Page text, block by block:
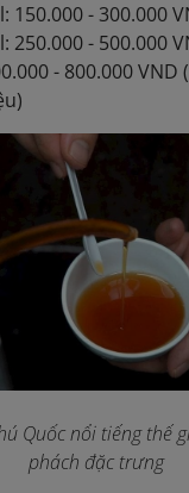
150.000 - 300.000
250.000 - 500.000
- 800.000
Quốc nổi tiếng thế
phách đặc trưng